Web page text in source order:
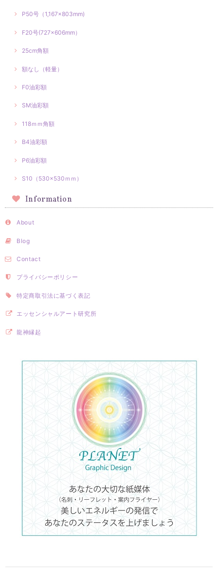
P50号（1,167×803mm)
F20号(727×606mm）
25cm角額
額なし（軽量）
F0油彩額
SM油彩額
118ｍｍ角額
B4油彩額
P6油彩額
S10（530×530ｍｍ）
Information
About
Blog
Contact
プライバシーポリシー
特定商取引法に基づく表記
エッセンシャルアート研究所
龍神縁起